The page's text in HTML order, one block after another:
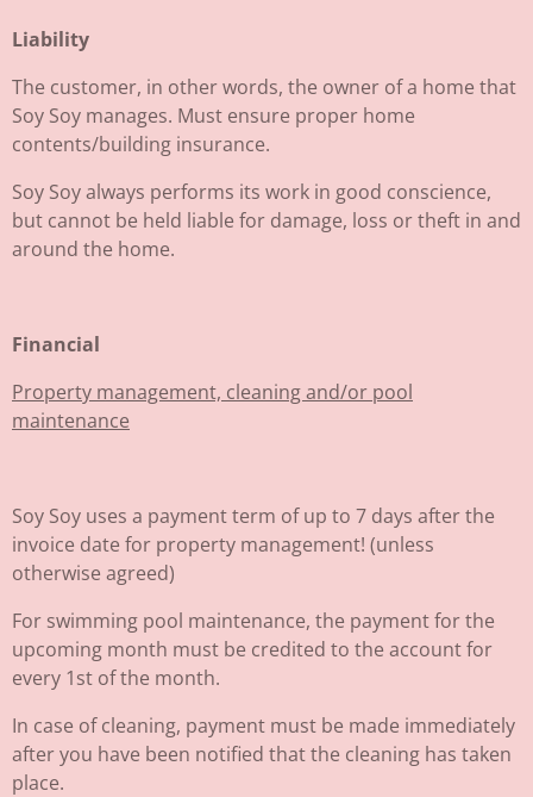
Liability
The customer, in other words, the owner of a home that
Soy Soy manages. Must ensure proper home
contents/building insurance.
Soy Soy always performs its work in good conscience,
but cannot be held liable for damage, loss or theft in and
around the home.
Financial
Property management, cleaning and/or pool
maintenance
Soy Soy uses a payment term of up to 7 days after the
invoice date for property management! (unless
otherwise agreed)
For swimming pool maintenance, the payment for the
upcoming month must be credited to the account for
every 1st of the month.
In case of cleaning, payment must be made immediately
after you have been notified that the cleaning has taken
place.